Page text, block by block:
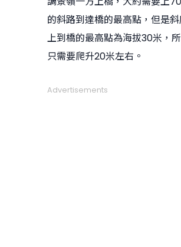
的斜路到達橋的最高點，但是斜
上到橋的最高點為海拔30米，
只需要爬升20米左右。
Advertisements